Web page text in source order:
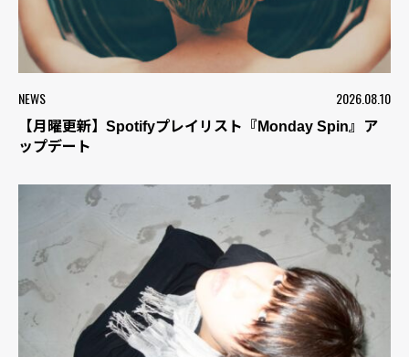
NEWS 2026.08.10
【月曜更新】Spotifyプレイリスト『Monday Spin』ア
ップデート